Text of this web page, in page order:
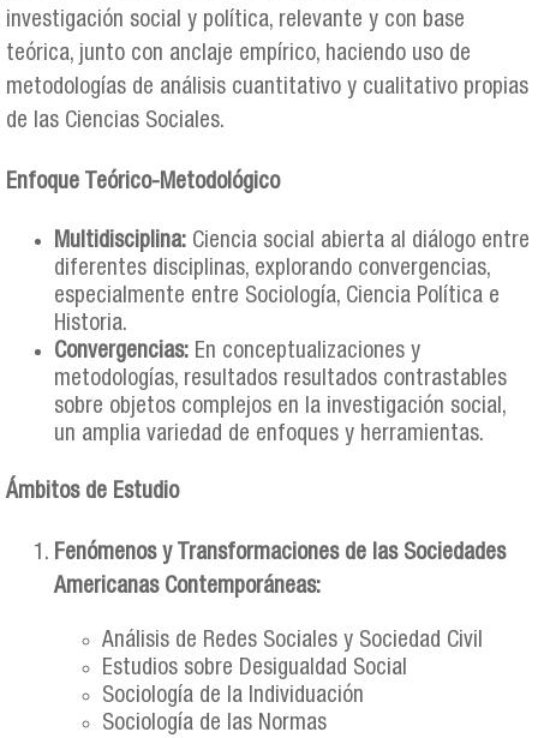
investigación social y política, relevante y con base
teórica, junto con anclaje empírico, haciendo uso de
metodologías de análisis cuantitativo y cualitativo propias
de las Ciencias Sociales.
Enfoque Teórico-Metodológico
Multidisciplina: Ciencia social abierta al diálogo entre
diferentes disciplinas, explorando convergencias,
especialmente entre Sociología, Ciencia Política e
Historia.
Convergencias: En conceptualizaciones y
metodologías, resultados resultados contrastables
sobre objetos complejos en la investigación social,
un amplia variedad de enfoques y herramientas.
Ámbitos de Estudio
Fenómenos y Transformaciones de las Sociedades
Americanas Contemporáneas:
Análisis de Redes Sociales y Sociedad Civil
Estudios sobre Desigualdad Social
Sociología de la Individuación
Sociología de las Normas